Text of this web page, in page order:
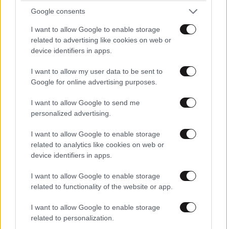
Google consents
I want to allow Google to enable storage
related to advertising like cookies on web or
device identifiers in apps.
I want to allow my user data to be sent to
Google for online advertising purposes.
I want to allow Google to send me
personalized advertising.
I want to allow Google to enable storage
related to analytics like cookies on web or
device identifiers in apps.
I want to allow Google to enable storage
related to functionality of the website or app.
I want to allow Google to enable storage
related to personalization.
Ογκολόγοι προειδοποιούν: Αυτές οι τροφές,
περνούν απαρατήρητες, αλλά καλό είναι να τις